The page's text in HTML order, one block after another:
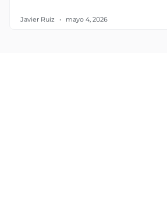
Javier Ruiz mayo 4, 2026